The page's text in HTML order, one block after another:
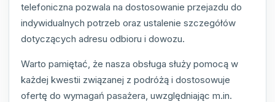
telefoniczna pozwala na dostosowanie przejazdu do
indywidualnych potrzeb oraz ustalenie szczegółów
dotyczących adresu odbioru i dowozu.
Warto pamiętać, że nasza obsługa służy pomocą w
każdej kwestii związanej z podróżą i dostosowuje
ofertę do wymagań pasażera, uwzględniając m.in.